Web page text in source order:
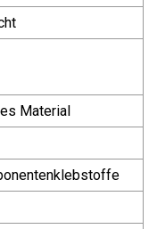
Material